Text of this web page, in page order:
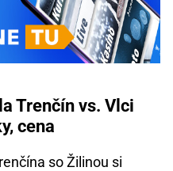
Trenčín vs. Vlci
cena
so Žilinou si